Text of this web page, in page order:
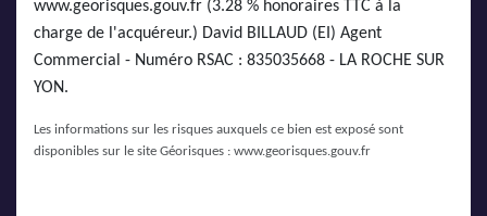
www.georisques.gouv.fr (3.28 % honoraires TTC à la
charge de l'acquéreur.) David BILLAUD (EI) Agent
Commercial - Numéro RSAC : 835035668 - LA ROCHE SUR
YON.
Les informations sur les risques auxquels ce bien est exposé sont
disponibles sur le site Géorisques : www.georisques.gouv.fr